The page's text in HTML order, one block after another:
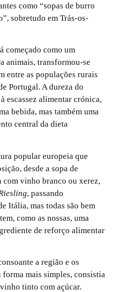
como “sopas de burro
sobretudo em Trás-os-
começado como um
animais, transformou-se
entre as populações rurais
Portugal. A dureza do
escassez alimentar crónica,
bebida, mas também uma
central da dieta
popular europeia que
desde a sopa de
com vinho branco ou xerez,
, passando
Itália, mas todas são bem
como as nossas, uma
de reforço alimentar
a região e os
mais simples, consistia
tinto com açúcar.